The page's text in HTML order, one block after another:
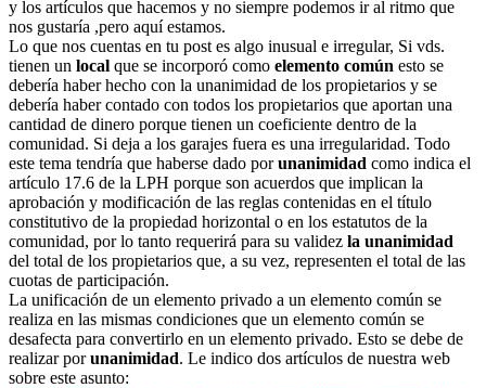
y los artículos que hacemos y no siempre podemos ir al ritmo que
nos gustaría ,pero aquí estamos.
Lo que nos cuentas en tu post es algo inusual e irregular, Si vds.
tienen un local que se incorporó como elemento común esto se
debería haber hecho con la unanimidad de los propietarios y se
debería haber contado con todos los propietarios que aportan una
cantidad de dinero porque tienen un coeficiente dentro de la
comunidad. Si deja a los garajes fuera es una irregularidad. Todo
este tema tendría que haberse dado porunanimidad como indica el
artículo 17.6 de la LPH porque son acuerdos que implican la
aprobación y modificación de las reglas contenidas en el título
constitutivo de la propiedad horizontal o en los estatutos de la
comunidad, por lo tanto requerirá para su validez la unanimidad
del total de los propietarios que, a su vez, representen el total de las
cuotas de participación.
La unificación de un elemento privado a un elemento común se
realiza en las mismas condiciones que un elemento común se
desafecta para convertirlo en un elemento privado. Esto se debe de
realizar porunanimidad. Le indico dos artículos de nuestra web
sobre este asunto: